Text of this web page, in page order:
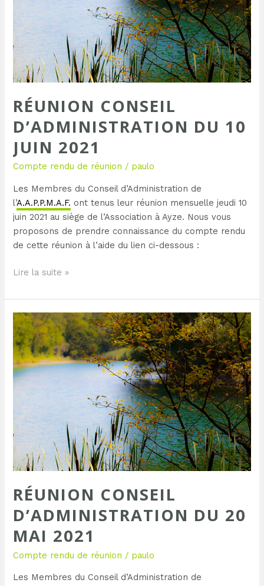
RÉUNION CONSEIL
D’ADMINISTRATION DU 10
JUIN 2021
Compte rendu de réunion / paulo
Les Membres du Conseil d’Administration de
l’A.A.P.P.M.A.F. ont tenus leur réunion mensuelle jeudi 10
juin 2021 au siège de l’Association à Ayze. Nous vous
proposons de prendre connaissance du compte rendu
de cette réunion à l’aide du lien ci-dessous :
2021
Lire la suite »
RÉUNION CONSEIL
D’ADMINISTRATION DU 20
MAI 2021
Compte rendu de réunion / paulo
Les Membres du Conseil d’Administration de
Réunion
Conseil
d’Administration
du
20
mai
2021